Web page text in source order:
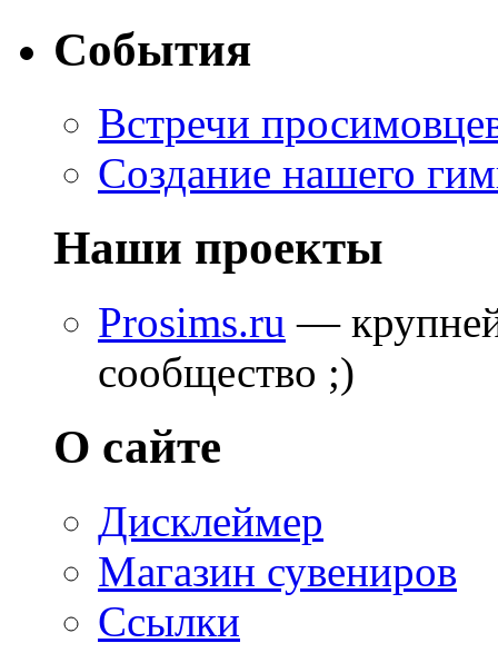
События
Встречи
Создание нашего
Наши проекты
Prosims.ru —
сообщество ;)
О сайте
Дисклеймер
Магазин сувениров
Ссылки